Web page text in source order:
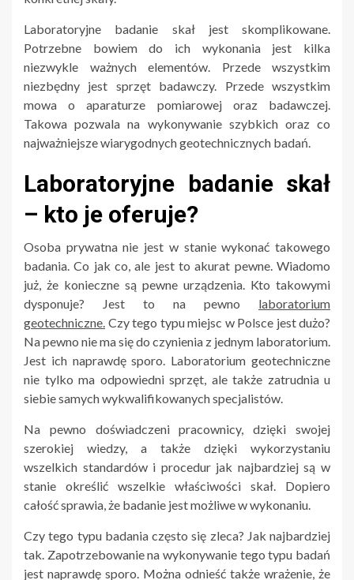
Laboratoryjne badanie skał jest skomplikowane.
Potrzebne bowiem do ich wykonania jest kilka
niezwykle ważnych elementów. Przede wszystkim
niezbędny jest sprzęt badawczy. Przede wszystkim
mowa o aparaturze pomiarowej oraz badawczej.
Takowa pozwala na wykonywanie szybkich oraz co
najważniejsze wiarygodnych geotechnicznych badań.
Laboratoryjne badanie skał
– kto je oferuje?
Osoba prywatna nie jest w stanie wykonać takowego
badania. Co jak co, ale jest to akurat pewne. Wiadomo
już, że konieczne są pewne urządzenia. Kto takowymi
dysponuje? Jest to na pewno laboratorium
geotechniczne. Czy tego typu miejsc w Polsce jest dużo?
Na pewno nie ma się do czynienia z jednym laboratorium.
Jest ich naprawdę sporo. Laboratorium geotechniczne
nie tylko ma odpowiedni sprzęt, ale także zatrudnia u
siebie samych wykwalifikowanych specjalistów.
Na pewno doświadczeni pracownicy, dzięki swojej
szerokiej wiedzy, a także dzięki wykorzystaniu
wszelkich standardów i procedur jak najbardziej są w
stanie określić wszelkie właściwości skał. Dopiero
całość sprawia, że badanie jest możliwe w wykonaniu.
Czy tego typu badania często się zleca? Jak najbardziej
tak. Zapotrzebowanie na wykonywanie tego typu badań
jest naprawdę sporo. Można odnieść także wrażenie, że